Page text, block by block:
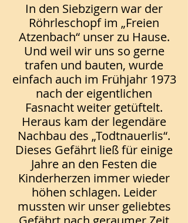
In den Siebzigern war der
Röhrleschopf im „Freien
Atzenbach“ unser zu Hause.
Und weil wir uns so gerne
trafen und bauten, wurde
einfach auch im Frühjahr 1973
nach der eigentlichen
Fasnacht weiter getüftelt.
Heraus kam der legendäre
Nachbau des „Todtnauerlis“.
Dieses Gefährt ließ für einige
Jahre an den Festen die
Kinderherzen immer wieder
höhen schlagen. Leider
mussten wir unser geliebtes